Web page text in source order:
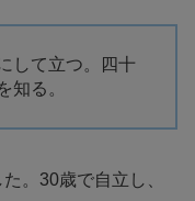
して立つ。四十
知る。
。30歳で自立し、